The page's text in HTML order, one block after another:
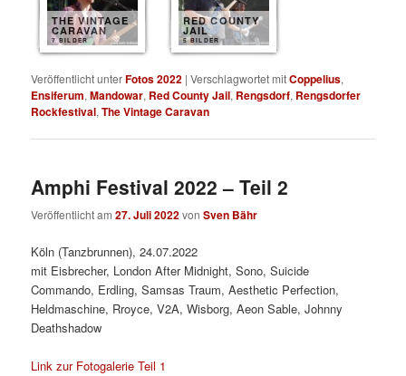
THE VINTAGE
CARAVAN
7 BILDER
RED COUNTY
JAIL
5 BILDER
Veröffentlicht unterFotos 2022 |Verschlagwortet mitCoppelius,
Ensiferum,Mandowar, Red County Jail, Rengsdorf, Rengsdorfer
Rockfestival,The Vintage Caravan
Amphi Festival 2022 – Teil 2
Veröffentlicht am27. Juli 2022vonSven Bähr
Köln (Tanzbrunnen), 24.07.2022
mit Eisbrecher, London After Midnight, Sono, Suicide
Commando, Erdling, Samsas Traum, Aesthetic Perfection,
Heldmaschine, Rroyce, V2A, Wisborg, Aeon Sable, Johnny
Deathshadow
Link zur Fotogalerie Teil 1